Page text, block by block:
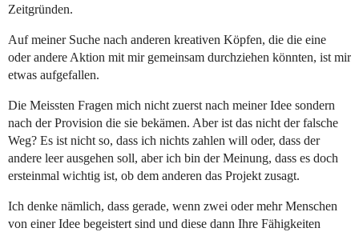
Zeitgründen.
Auf meiner Suche nach anderen kreativen Köpfen, die die eine
oder andere Aktion mit mir gemeinsam durchziehen könnten, ist mir
etwas aufgefallen.
Die Meissten Fragen mich nicht zuerst nach meiner Idee sondern
nach der Provision die sie bekämen. Aber ist das nicht der falsche
Weg? Es ist nicht so, dass ich nichts zahlen will oder, dass der
andere leer ausgehen soll, aber ich bin der Meinung, dass es doch
ersteinmal wichtig ist, ob dem anderen das Projekt zusagt.
Ich denke nämlich, dass gerade, wenn zwei oder mehr Menschen
von einer Idee begeistert sind und diese dann Ihre Fähigkeiten